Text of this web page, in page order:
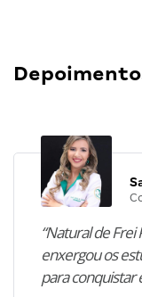
“Natural de Frei
enxergou os
para conquistar